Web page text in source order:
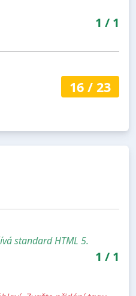
1 / 1
16/ 23
standard HTML 5.
1 / 1